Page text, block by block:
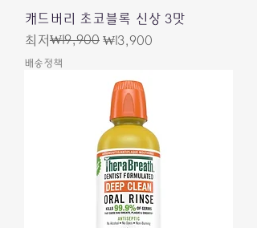
캐드버리 초코블록 신상 3맛
최저
일반가₩19,900 ₩13,900
할인가
배송정책